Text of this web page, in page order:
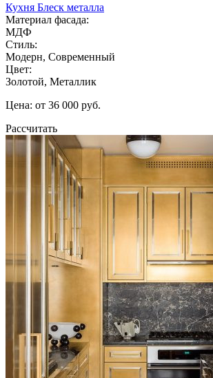
Кухня Блеск металла
Материал фасада:
МДФ
Стиль:
Модерн, Современный
Цвет:
Золотой, Металлик
Цена: от 36 000 руб.
Рассчитать